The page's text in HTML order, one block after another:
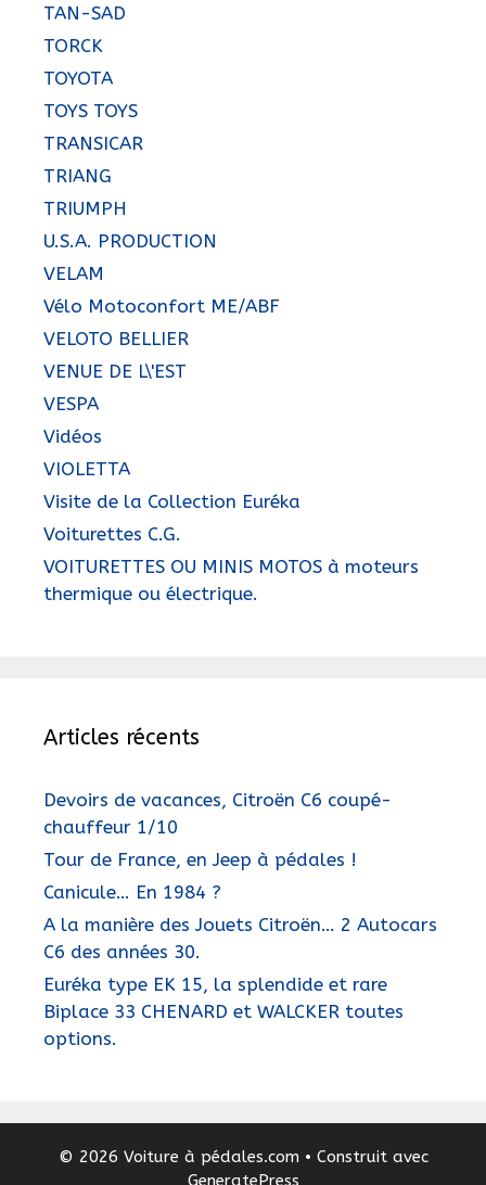
TAN-SAD
TORCK
TOYOTA
TOYS TOYS
TRANSICAR
TRIANG
TRIUMPH
U.S.A. PRODUCTION
VELAM
Vélo Motoconfort ME/ABF
VELOTO BELLIER
VENUE DE L\'EST
VESPA
Vidéos
VIOLETTA
Visite de la Collection Euréka
Voiturettes C.G.
VOITURETTES OU MINIS MOTOS à moteurs
thermique ou électrique.
Articles récents
Devoirs de vacances, Citroën C6 coupé-
chauffeur 1/10
Tour de France, en Jeep à pédales !
Canicule… En 1984 ?
A la manière des Jouets Citroën… 2 Autocars
C6 des années 30.
Euréka type EK 15, la splendide et rare
Biplace 33 CHENARD et WALCKER toutes
options.
© 2026 Voiture à pédales.com • Construit avec
GeneratePress